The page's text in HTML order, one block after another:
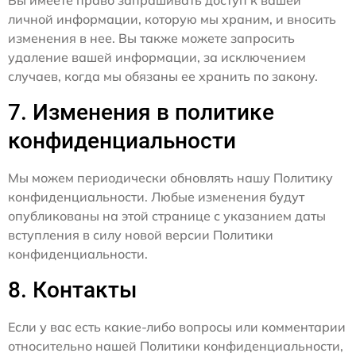
личной информации, которую мы храним, и вносить
изменения в нее. Вы также можете запросить
удаление вашей информации, за исключением
случаев, когда мы обязаны ее хранить по закону.
7. Изменения в политике
конфиденциальности
Мы можем периодически обновлять нашу Политику
конфиденциальности. Любые изменения будут
опубликованы на этой странице с указанием даты
вступления в силу новой версии Политики
конфиденциальности.
8. Контакты
Если у вас есть какие-либо вопросы или комментарии
относительно нашей Политики конфиденциальности,